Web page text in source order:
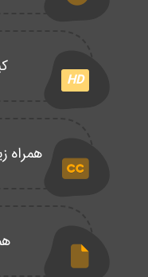
HD
همراه